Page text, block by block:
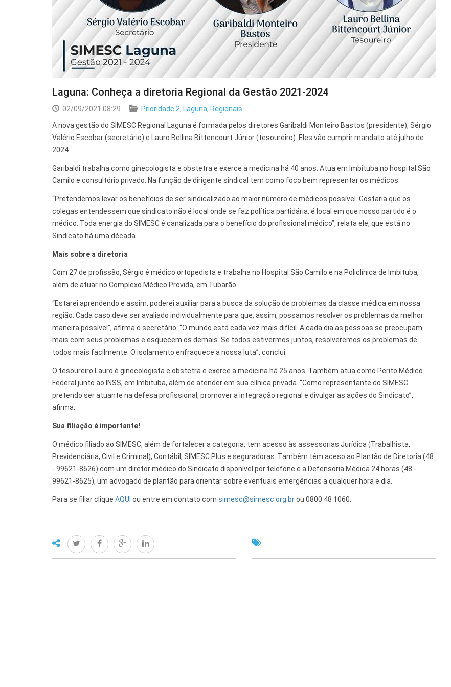
Laguna: Conheça a diretoria Regional da Gestão 2021-2024
02/09/2021 08:29 Prioridade 2, Laguna, Regionais
A nova gestão do SIMESC Regional Laguna é formada pelos diretores Garibaldi Monteiro Bastos (presidente), Sérgio
Valério Escobar (secretário) e Lauro Bellina Bittencourt Júnior (tesoureiro). Eles vão cumprir mandato até julho de
2024.
Garibaldi trabalha como ginecologista e obstetra e exerce a medicina há 40 anos. Atua em Imbituba no hospital São
Camilo e consultório privado. Na função de dirigente sindical tem como foco bem representar os médicos.
“Pretendemos levar os benefícios de ser sindicalizado ao maior número de médicos possível. Gostaria que os
colegas entendessem que sindicato não é local onde se faz política partidária, é local em que nosso partido é o
médico. Toda energia do SIMESC é canalizada para o benefício do profissional médico”, relata ele, que está no
Sindicato há uma década.
Mais sobre a diretoria
Com 27 de profissão, Sérgio é médico ortopedista e trabalha no Hospital São Camilo e na Policlínica de Imbituba,
além de atuar no Complexo Médico Provida, em Tubarão.
“Estarei aprendendo e assim, poderei auxiliar para a busca da solução de problemas da classe médica em nossa
região. Cada caso deve ser avaliado individualmente para que, assim, possamos resolver os problemas da melhor
maneira possível”, afirma o secretário. “O mundo está cada vez mais difícil. A cada dia as pessoas se preocupam
mais com seus problemas e esquecem os demais. Se todos estivermos juntos, resolveremos os problemas de
todos mais facilmente. O isolamento enfraquece a nossa luta”, conclui.
O tesoureiro Lauro é ginecologista e obstetra e exerce a medicina há 25 anos. Também atua como Perito Médico
Federal junto ao INSS, em Imbituba, além de atender em sua clínica privada. “Como representante do SIMESC
pretendo ser atuante na defesa profissional, promover a integração regional e divulgar as ações do Sindicato”,
afirma.
Sua filiação é importante!
O médico filiado ao SIMESC, além de fortalecer a categoria, tem acesso às assessorias Jurídica (Trabalhista,
Previdenciária, Civil e Criminal), Contábil, SIMESC Plus e seguradoras. Também têm aceso ao Plantão de Diretoria (48
- 99621-8626) com um diretor médico do Sindicato disponível por telefone e a Defensoria Médica 24 horas (48 -
99621-8625), um advogado de plantão para orientar sobre eventuais emergências a qualquer hora e dia.
Para se filiar clique AQUI ou entre em contato com simesc@simesc.org.brou 0800 48 1060.